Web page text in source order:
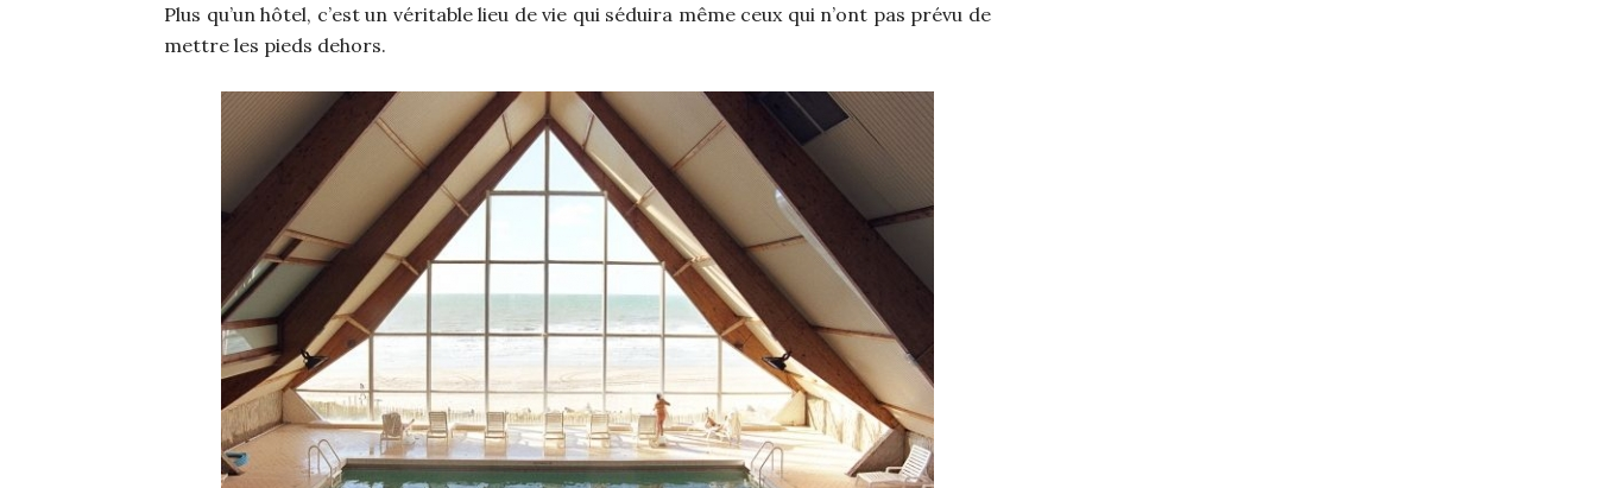
Plus qu’un hôtel, c’est un véritable lieu de vie qui séduira même ceux qui n’ont pas prévu de
mettre les pieds dehors.